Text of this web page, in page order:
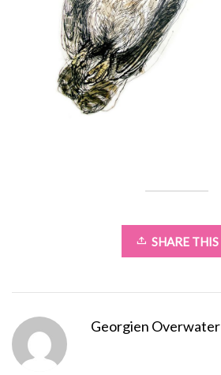
SHARE THIS
Georgien Overwater